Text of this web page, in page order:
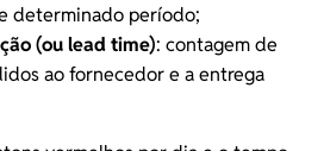
determinado período;
(ou lead time): contagem de
ao fornecedor e a entrega